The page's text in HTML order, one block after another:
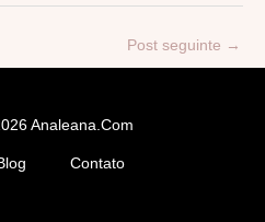
Post seguinte →
Analeana.com
Contato